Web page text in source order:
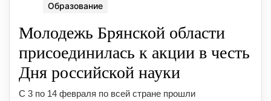
Образование
Молодежь Брянской области
присоединилась к акции в честь
Дня российской науки
С 3 по 14 февраля по всей стране прошли